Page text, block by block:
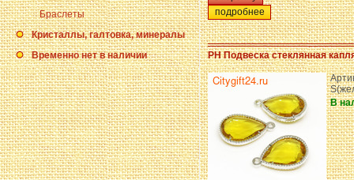
Браслеты
Кристаллы, галтовка, минералы
Временно нет в наличии
подробнее
PH Подвеска стеклянная
В